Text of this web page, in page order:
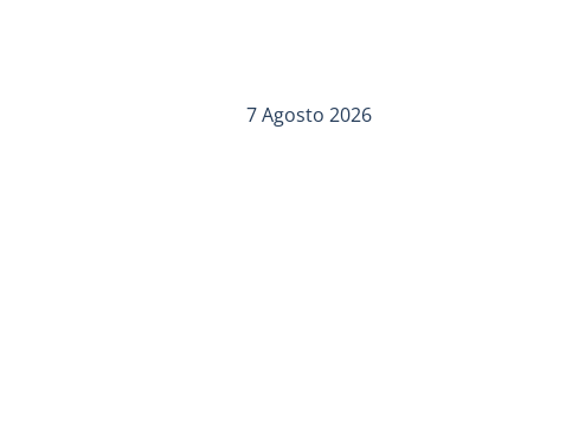
7 Agosto 2026